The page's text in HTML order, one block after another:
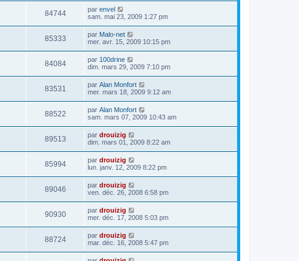
84744 par envel
sam. mai 23, 2009 1:27 pm
85333 par Malo-net
mer. avr. 15, 2009 10:15 pm
84084 par 100drine
dim. mars 29, 2009 7:10 pm
83531 par Alan Monfort
mer. mars 18, 2009 9:12 am
88522 par Alan Monfort
sam. mars 07, 2009 10:43 am
89513 par drouizig
dim. mars 01, 2009 8:22 am
85994 par drouizig
lun. janv. 12, 2009 8:22 pm
89046 par drouizig
ven. déc. 26, 2008 6:58 pm
90930 par drouizig
mer. déc. 17, 2008 5:03 pm
88724 par drouizig
mar. déc. 16, 2008 5:47 pm